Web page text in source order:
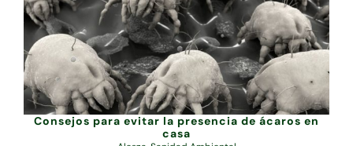
Consejos para evitar la presencia de ácaros en
casa